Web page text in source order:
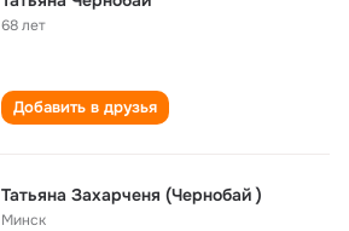
68 лет
Добавить в друзья
Татьяна Захарченя (Чернобай )
Минск